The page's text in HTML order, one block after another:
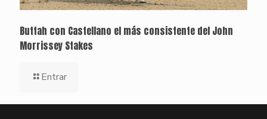
Buttah con Castellano el más consistente del John
Morrissey Stakes
Entrar